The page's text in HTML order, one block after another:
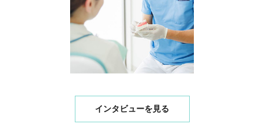
インタビューを見る